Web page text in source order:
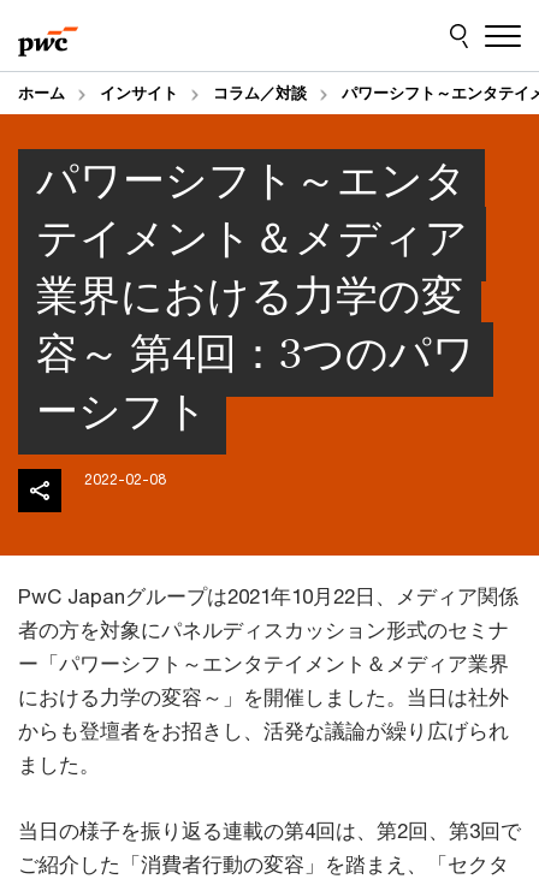
to
content
to
footer
ホーム インサイト コラム／対談 パワーシフト～エンタテイ
パワーシフト～エンタ
テイメント＆メディア
業界における力学の変
容～ 第4回：3つのパワ
ーシフト
2022-02-08
PwC Japanグループは2021年10月22日、メディア関係
者の方を対象にパネルディスカッション形式のセミナ
ー「パワーシフト～エンタテイメント＆メディア業界
における力学の変容～」を開催しました。当日は社外
からも登壇者をお招きし、活発な議論が繰り広げられ
ました。
当日の様子を振り返る連載の第4回は、第2回、第3回で
ご紹介した「消費者行動の変容」を踏まえ、「セクタ